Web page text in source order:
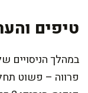
טיפים
במהלך הניסויים
פרווה – פשוט